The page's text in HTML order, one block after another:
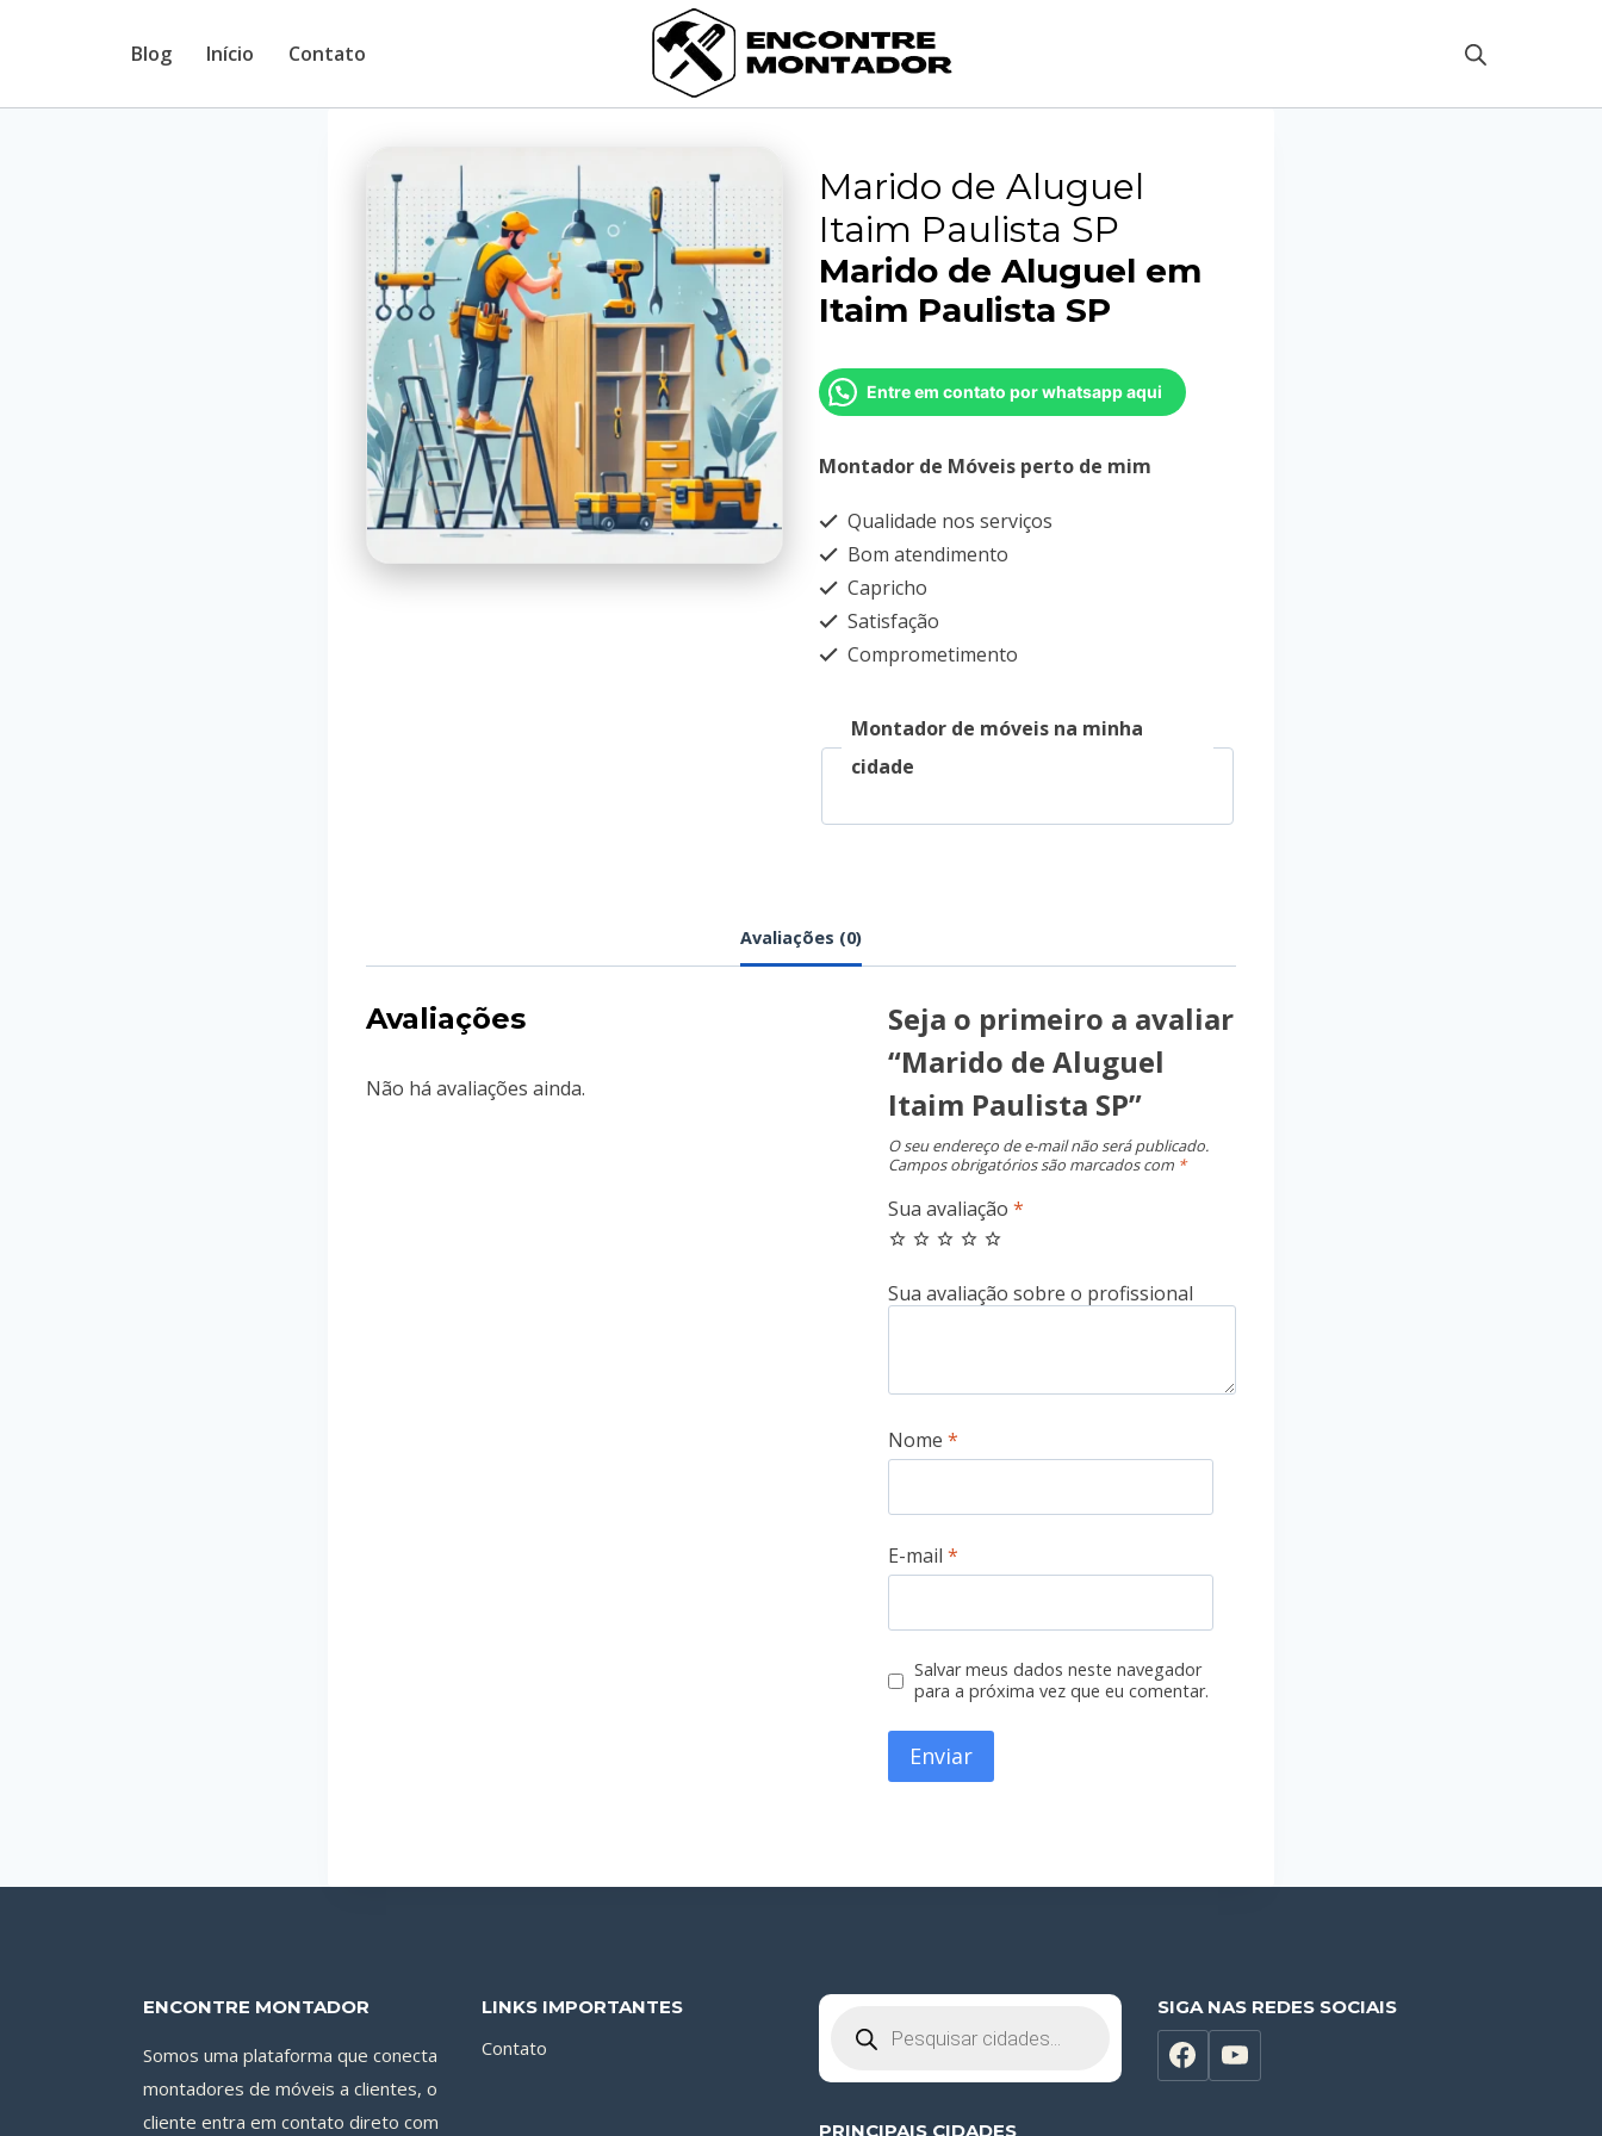
Blog Início Contato
Marido de Aluguel
Itaim Paulista SP
Marido de Aluguel em
Itaim Paulista SP
Entre em contato por whatsapp aqui
Montador de Móveis perto de mim
Qualidade nos serviços
Bom atendimento
Capricho
Satisfação
Comprometimento
Montador de móveis na minha
cidade
Avaliações (0)
Avaliações
Não há avaliações ainda.
Seja o primeiro a avaliar
“Marido de Aluguel
Itaim Paulista SP”
O seu endereço de e-mail não será publicado.
Campos obrigatórios são marcados com *
Sua avaliação *
Nome *
E-mail *
Salvar meus dados neste navegador
para a próxima vez que eu comentar.
ENCONTRE MONTADOR
Somos uma plataforma que conecta
montadores de móveis a clientes, o
cliente entra em contato direto com
LINKS IMPORTANTES
Contato
produtos
PRINCIPAIS CIDADES
SIGA NAS REDES SOCIAIS